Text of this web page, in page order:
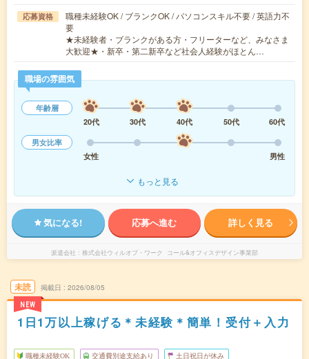
応募資格
職種未経験OK / ブランクOK / パソコンスキル不要 / 英語力不
要
★未経験者・ブランクがある方・フリーターなど、みなさま
大歓迎★・新卒・第二新卒など社会人経験がほとん…
職場の雰囲気
年齢層
20代
30代 40代 50代
60代
男女比率
女性
男性
もっと見る
気になる! 応募へ進む 詳しく見る
派遣会社 株式会社ウィルオブ・ワーク コール&オフィスデザイン事業部
未読
NEW
掲載日 2026/08/05
1日1万以上稼げる＊未経験＊簡単！受付＋入力
職種未経験OK 交通費別途支給あり 土日祝日が休み